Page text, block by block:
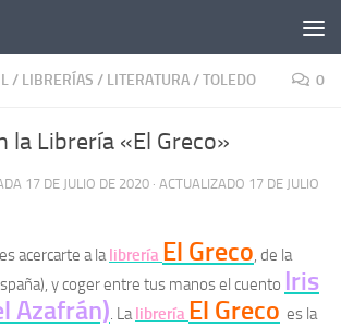
/ LIBRERÍAS / LITERATURA/TOLEDO 0
la Librería «El Greco»
17 DE JULIO DE 2020 · ACTUALIZADO 17 DE JULIO
acercarte a lalibrería El Greco, de la
y coger entre tus manos el cuento Iris
Azafrán). Lalibrería El Greco es la